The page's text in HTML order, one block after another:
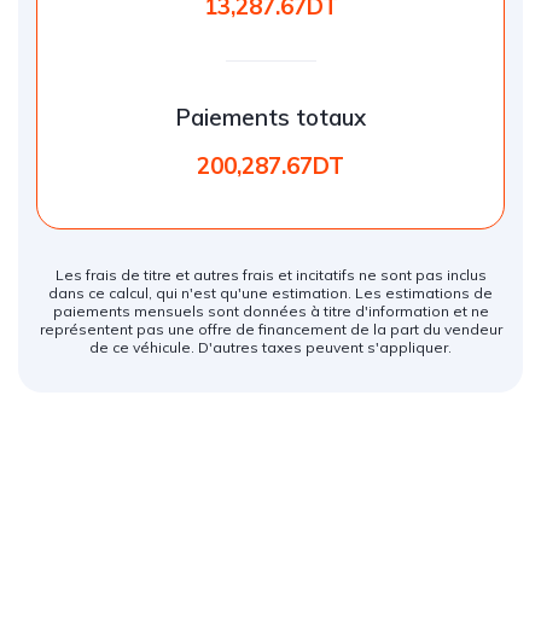
13,287.67DT
Paiements totaux
200,287.67DT
Les frais de titre et autres frais et incitatifs ne sont pas inclus
dans ce calcul, qui n'est qu'une estimation. Les estimations de
paiements mensuels sont données à titre d'information et ne
représentent pas une offre de financement de la part du vendeur
de ce véhicule. D'autres taxes peuvent s'appliquer.